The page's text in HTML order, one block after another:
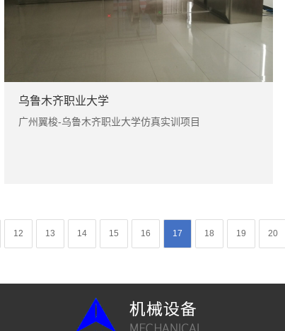
乌鲁木齐职业大学
广州翼梭-乌鲁木齐职业大学仿真实训项目
12 13 14 15 16 17 18 19 20